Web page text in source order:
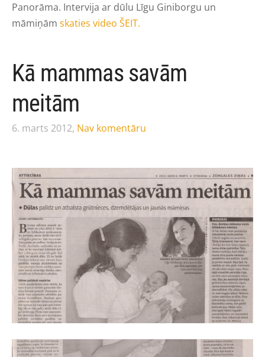
Panorāma. Intervija ar dūlu Līgu Giniborgu un
māmiņām skaties video ŠEIT.
Kā mammas savām
meitām
6. marts 2012, Nav komentāru